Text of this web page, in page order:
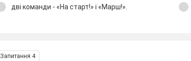
дві команди - «На старт!» і «Марш!».
Запитання 4